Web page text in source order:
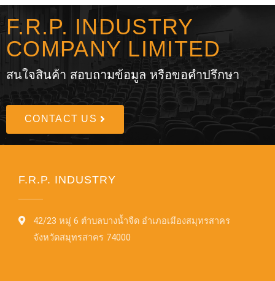
F.R.P. INDUSTRY
COMPANY LIMITED
สนใจสินค้า สอบถามข้อมูล หรือขอคำปรึกษา
CONTACT US
F.R.P. INDUSTRY
42/23 หมู่ 6 ตำบลบางน้ำจืด อำเภอเมืองสมุทรสาคร
จังหวัดสมุทรสาคร 74000